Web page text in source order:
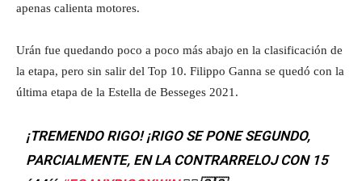
apenas calienta motores.
Urán fue quedando poco a poco más abajo en la clasificación de
la etapa, pero sin salir del Top 10. Filippo Ganna se quedó con la
última etapa de la Estella de Besseges 2021.
¡TREMENDO RIGO! ¡RIGO SE PONE SEGUNDO,
PARCIALMENTE, EN LA CONTRARRELOJ CON 15